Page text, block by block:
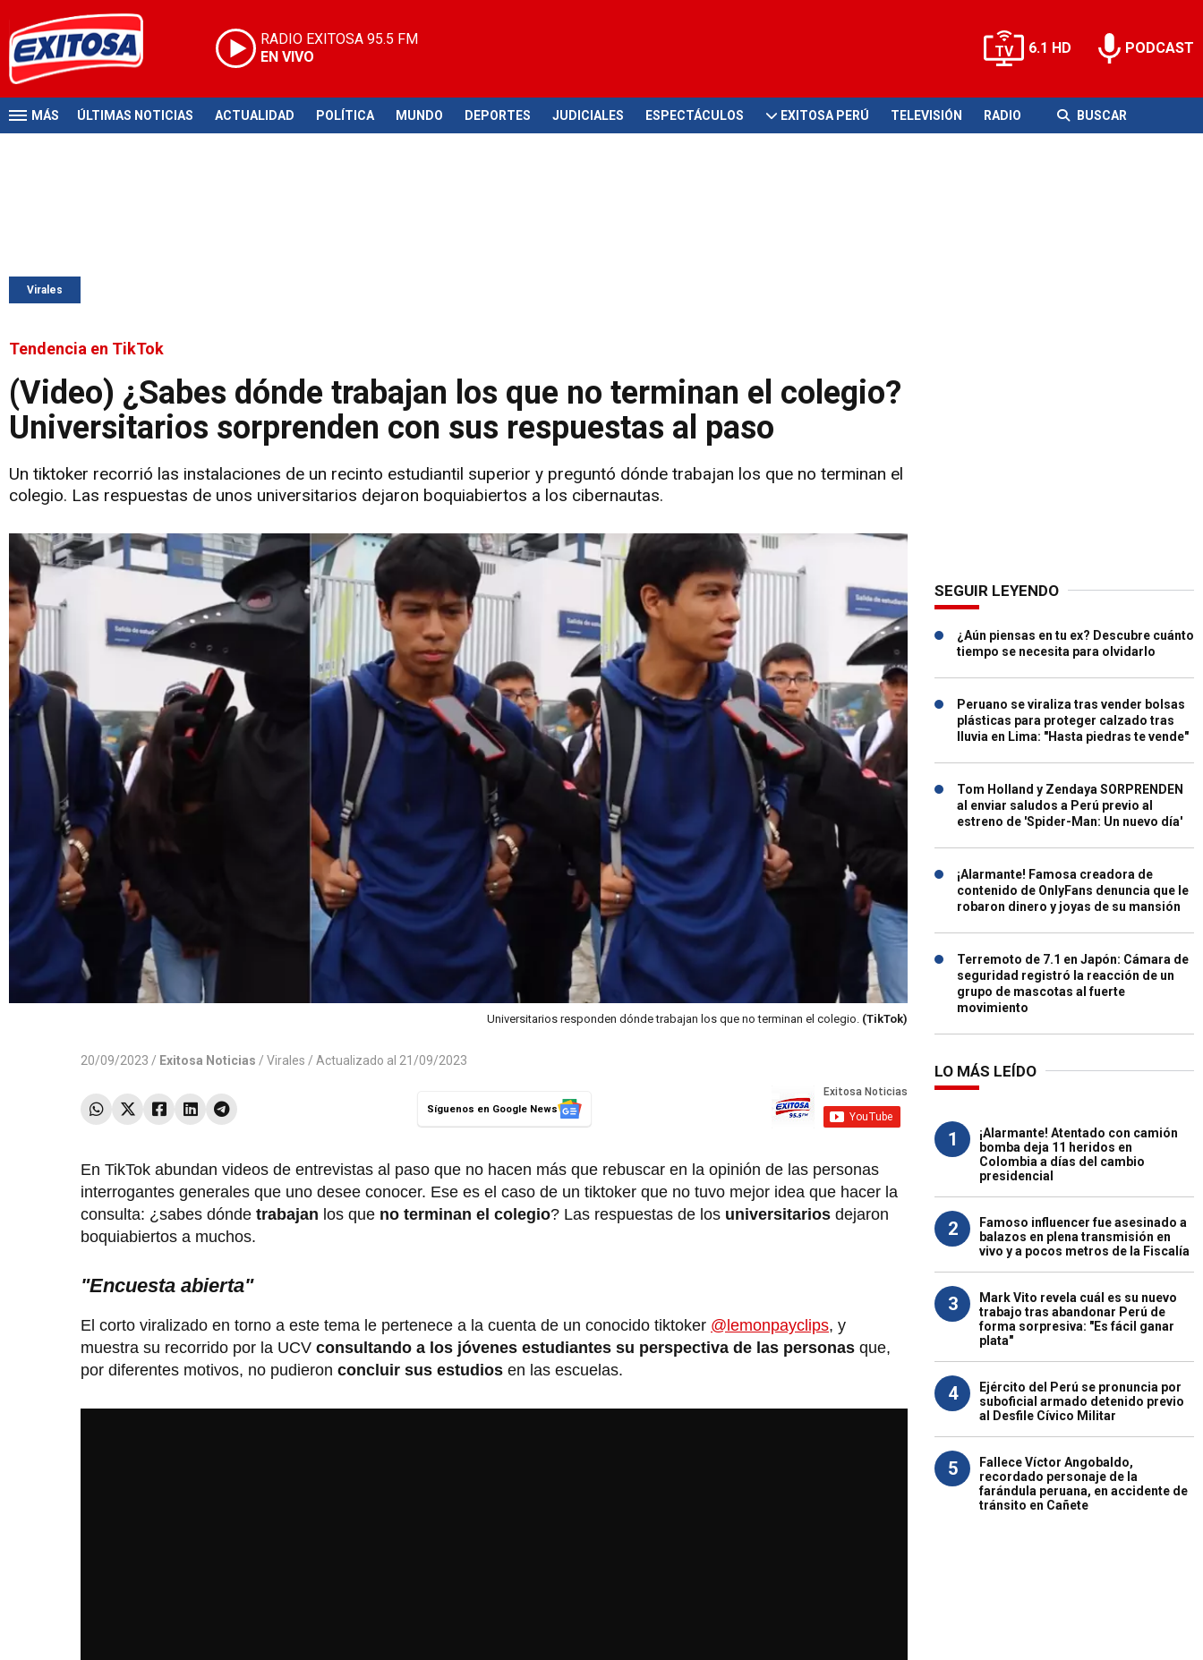
RADIO EXITOSA 95.5 FM
EN VIVO
6.1 HD PODCAST
MÁS ÚLTIMAS NOTICIAS ACTUALIDAD POLÍTICA MUNDO DEPORTES JUDICIALES ESPECTÁCULOS EXITOSA PERÚ TELEVISIÓN RADIO BUSCAR
Virales
Tendencia en TikTok
(Video) ¿Sabes dónde trabajan los que no terminan el colegio?
Universitarios sorprenden con sus respuestas al paso
Un tiktoker recorrió las instalaciones de un recinto estudiantil superior y preguntó dónde trabajan los que no terminan el
colegio. Las respuestas de unos universitarios dejaron boquiabiertos a los cibernautas.
Universitarios responden dónde trabajan los que no terminan el colegio. (TikTok)
20/09/2023 / Exitosa Noticias / Virales / Actualizado al 21/09/2023
Síguenos en Google News
En TikTok abundan videos de entrevistas al paso que no hacen más que rebuscar en la opinión de las personas
interrogantes generales que uno desee conocer. Ese es el caso de un tiktoker que no tuvo mejor idea que hacer la
consulta: ¿sabes dónde trabajan los que no terminan el colegio? Las respuestas de los universitarios dejaron
boquiabiertos a muchos.
"Encuesta abierta"
El corto viralizado en torno a este tema le pertenece a la cuenta de un conocido tiktoker @lemonpayclips, y
muestra su recorrido por la UCV consultando a los jóvenes estudiantes su perspectiva de las personas que,
por diferentes motivos, no pudieron concluir sus estudios en las escuelas.
SEGUIR LEYENDO
¿Aún piensas en tu ex? Descubre cuánto
tiempo se necesita para olvidarlo
Peruano se viraliza tras vender bolsas
plásticas para proteger calzado tras
lluvia en Lima: "Hasta piedras te vende"
Tom Holland y Zendaya SORPRENDEN
al enviar saludos a Perú previo al
estreno de 'Spider-Man: Un nuevo día'
¡Alarmante! Famosa creadora de
contenido de OnlyFans denuncia que le
robaron dinero y joyas de su mansión
Terremoto de 7.1 en Japón: Cámara de
seguridad registró la reacción de un
grupo de mascotas al fuerte
movimiento
LO MÁS LEÍDO
1
¡Alarmante! Atentado con camión
bomba deja 11 heridos en
Colombia a días del cambio
presidencial
2
Famoso influencer fue asesinado a
balazos en plena transmisión en
vivo y a pocos metros de la Fiscalía
3
Mark Vito revela cuál es su nuevo
trabajo tras abandonar Perú de
forma sorpresiva: "Es fácil ganar
plata"
4
Ejército del Perú se pronuncia por
suboficial armado detenido previo
al Desfile Cívico Militar
5
Fallece Víctor Angobaldo,
recordado personaje de la
farándula peruana, en accidente de
tránsito en Cañete